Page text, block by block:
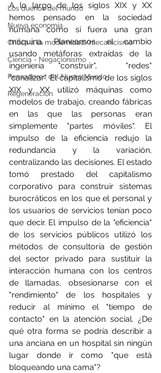
Los dueños del mundo
Nueva economía
Crítica a la modernidad/mecanicismo
Ciencia - Negacionismo
Pensadores del Nuevo Mundo
Regeneración
A lo largo de los siglos XIX y XX
hemos pensado en la sociedad
humana como si fuera una gran
máquina. Planeamos el cambio
usando metáforas extraídas de la
ingeniería "construir",  "redes"
"canalizar". El capitalismo de los siglos
XIX y XX utilizó máquinas como
modelos de trabajo, creando fábricas
en las que las personas eran
simplemente "partes móviles". El
impulso de la eficiencia redujo la
redundancia y la variación,
centralizando las decisiones. El estado
tomó prestado del capitalismo
corporativo para construir sistemas
burocráticos en los que el personal y
los usuarios de servicios tenían poco
que decir. El impulso de la "eficiencia"
de los servicios públicos utilizó los
métodos de consultoría de gestión
del sector privado para sustituir la
interacción humana con los centros
de llamadas, obsesionarse con el
"rendimiento" de los hospitales y
reducir al mínimo el "tiempo de
contacto" en la atención social. ¿De
qué otra forma se podría describir a
una anciana en un hospital sin ningún
lugar donde ir como "que está
bloqueando una cama"?